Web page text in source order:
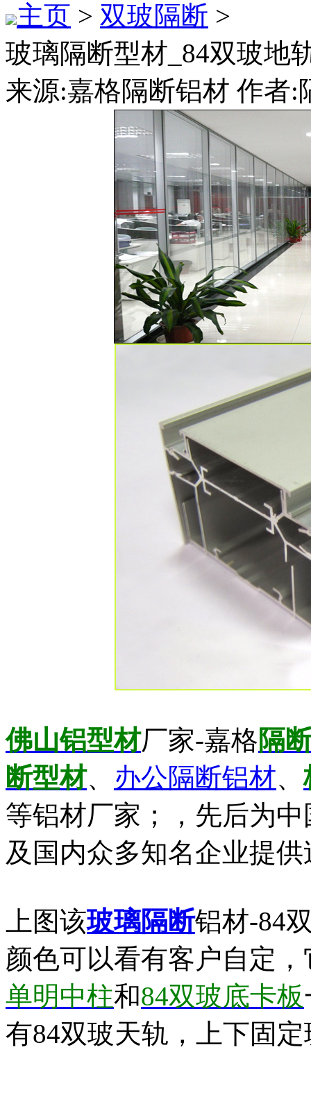
主页 > 双玻隔断 >
玻璃隔断型材_84双玻地
来源:嘉格隔断铝材 作者:
佛山铝型材厂家-嘉格隔
断型材、 办公隔断铝材、
等铝材厂家；，先后为
及国内众多知名企业提
上图该玻璃隔断铝材-84
颜色可以看有客户自定，
单明中柱和84双玻底卡板
有84双玻天轨，上下固